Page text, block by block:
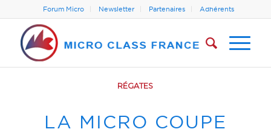
Forum Micro Newsletter Partenaires Adhérents
RÉGATES
LA MICRO COUPE